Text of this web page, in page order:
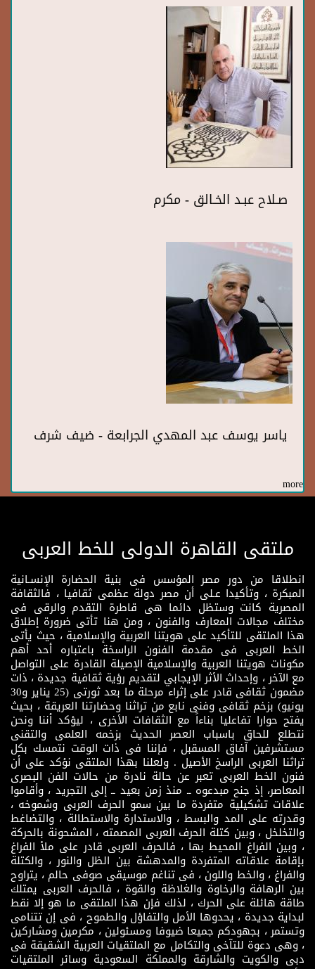
صـلاح عبـد الخـالق - مكرم
ياسر يوسف عبد المهدي الجرابعة - ضيف شرف
more
ملتقى القاهرة الدولى للخط العربى
انطلاقا من دور مصر المؤسس فى بنية الحضارة الإنسـانية
المبكرة ، وتأكيدا عـلى أن مصر دولة عظمى ثقافيا ، فالثقافة
المصرية كانت وستظل دائما هى قاطرة التقدم والرقى فى
مختلف مجالات المعارف والفنون ، ومن هنا تأتى ضرورة إطلاق
هذا الملتقى للتأكيد على هويتنا العربية والإسلامية ، حيث يأتى
الخط العربى فى مقدمة الفنون الراسخة باعتباره أحد أهم
مكونات هويتنا العربية والإسلامية الإصيلة القادرة على التواصل
مع الآخر ، وإحداث الأثر الإيجابي لتقديم رؤية ثقافية جديدة ، ذات
مضمون ثقافى قادر على إثراء مرحلة ما بعد ثورتى (25 يناير و30
يونيو) بزخم ثقافى وفنى نابع من تراثنا وحضارتنا العريقة ، بحيث
يفتح حوارا تفاعليا بناءاً مع الثقافات الأخرى ، ليؤكد أننا ونحن
نتطلع للحاق باسباب العصر الحديث بزخمه العلمى والتقنى
مستشرفين آفاق المسقبل ، فإننا فى ذات الوقت نتمسك بكل
تراثنا العربى الراسخ الأصيل . ولعلنا بهذا الملتقى نؤكد على أن
فنون الخط العربى تعبر عن حالة نادرة من حالات الفن البصرى
المعاصر، إذ جنح مبدعوه ــ منذ زمن بعيد ــ إلى التجريد ، وأقاموا
علاقات تشكيلية متفردة ما بين سمو الحرف العربى وشموخه ،
وقدرته على المد والبسط ، والاستدارة والاستطالة ، والتضاغط
والتخلخل ، وبين كتلة الحرف العربى المصمته ، المشحونة بالحركة
، وبين الفراغ المحيط بها ، فالحرف العربى قادر على ملأ الفراغ
بإقامة علاقاته المتفردة والمدهشة بين الظل والنور ، والكتلة
والفراغ ، والخط واللون ، فى تناغم موسيقى صوفى حالم ، يتراوح
بين الرهافة والرخاوة والغلاظة والقوة ، فالحرف العربى يمتلك
طاقة هائلة على الحرك ، لذلك فإن هذا الملتقى ما هو إلا نقط
لبداية جديدة ، يحدوها الأمل والتفاؤل والطموح ، فى إن تتنامى
وتستمر ، بجهودكم جميعا ضيوفا ومسئولين ، مكرمين ومشاركين
، وهى دعوة للتآخى والتكامل مع الملتقيات العربية الشقيقة فى
دبى والكويت والشارقة والمملكة السعودية وسائر الملتقيات